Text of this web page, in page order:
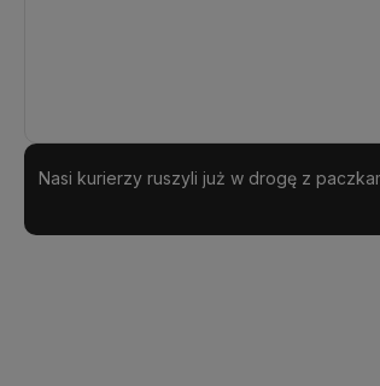
Nasi kurierzy ruszyli już w drogę z
Realizacja: 24 godziny